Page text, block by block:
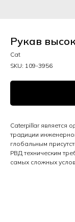
Рукав
Cat
SKU: 109-3956
Caterpillar является
традиции
глобальным
РВД техническим
самых сложных